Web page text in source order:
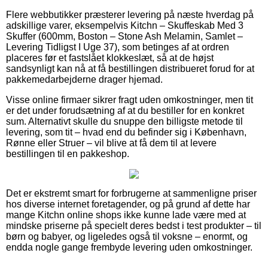
Flere webbutikker præsterer levering på næste hverdag på
adskillige varer, eksempelvis Kitchn – Skuffeskab Med 3
Skuffer (600mm, Boston – Stone Ash Melamin, Samlet –
Levering Tidligst I Uge 37), som betinges af at ordren
placeres før et fastslået klokkeslæt, så at de højst
sandsynligt kan nå at få bestillingen distribueret forud for at
pakkemedarbejderne drager hjemad.
Visse online firmaer sikrer fragt uden omkostninger, men tit
er det under forudsætning af at du bestiller for en konkret
sum. Alternativt skulle du snuppe den billigste metode til
levering, som tit – hvad end du befinder sig i København,
Rønne eller Struer – vil blive at få dem til at levere
bestillingen til en pakkeshop.
Det er ekstremt smart for forbrugerne at sammenligne priser
hos diverse internet foretagender, og på grund af dette har
mange Kitchn online shops ikke kunne lade være med at
mindske priserne på specielt deres bedst i test produkter – til
børn og babyer, og ligeledes også til voksne – enormt, og
endda nogle gange frembyde levering uden omkostninger.